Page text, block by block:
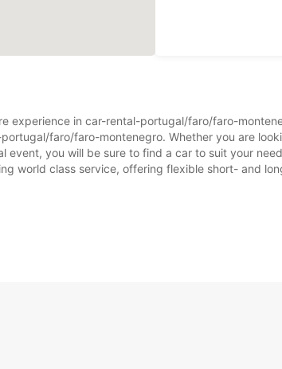
experience in car-rental-portugal/faro/faro-
faro/faro-montenegro. Whether you are
you will be sure to find a car to suit your
world class service, offering flexible short- and